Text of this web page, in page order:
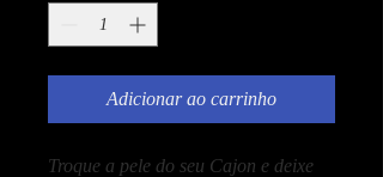
Adicionar ao carrinho
Troque a pele do seu Cajon e deixe